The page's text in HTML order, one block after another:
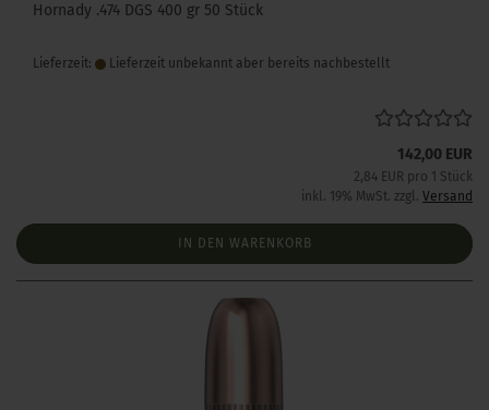
Hornady .474 DGS 400 gr 50 Stück
Lieferzeit: Lieferzeit unbekannt aber bereits nachbestellt
142,00 EUR
2,84 EUR pro 1 Stück
inkl. 19% MwSt. zzgl. Versand
IN DEN WARENKORB